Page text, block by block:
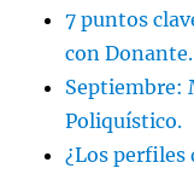
7 puntos
con Donante.
Septiembre:
Poliquístico.
¿Los perfiles